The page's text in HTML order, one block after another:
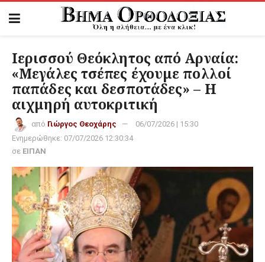
Ιερισσού Θεόκλητος από Αρναία:
«Μεγάλες τσέπες έχουμε πολλοί
παπάδες και δεσποτάδες» – Η
αιχμηρή αυτοκριτική
από Γιώργος Θεοχάρης
06/07/2026 | 15:30
Ενημερώθηκε: 07/07/2026 12:30:34
σε ΕΙΠΑΝ